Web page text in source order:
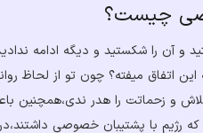
چیست؟
و آن را شکستید و دیگه ادامه
اتفاق میفته؟ چون تو از لحاظ
تلاش و زحماتت را هدر
که رژیم با پشتیبان خصوصی